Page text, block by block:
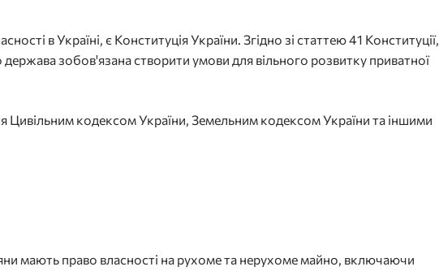
в Україні, є Конституція України. Згідно зі статтею 41 Конституції,
зобов'язана створити умови для вільного розвитку приватної
Цивільним кодексом України, Земельним кодексом України та іншими
мають право власності на рухоме та нерухоме майно, включаючи